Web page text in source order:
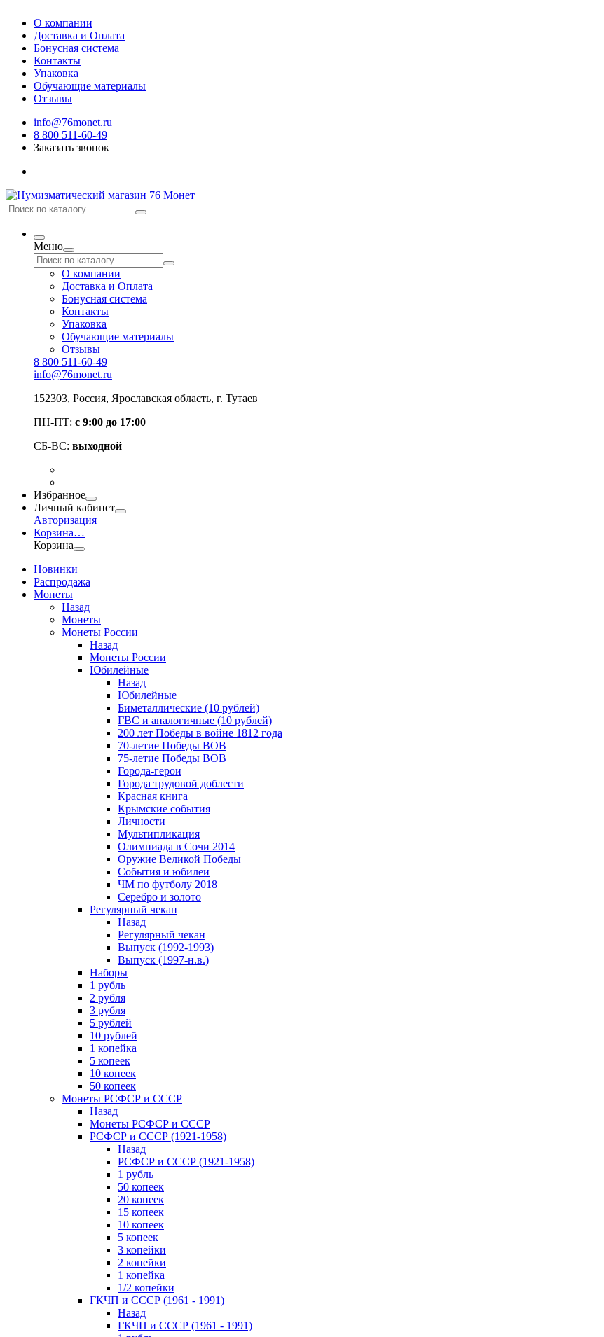
О компании
Доставка и Оплата
Бонусная система
Контакты
Упаковка
Обучающие материалы
Отзывы
info@76monet.ru
8 800 511-60-49
Заказать звонок
Меню
О компании
Доставка и Оплата
Бонусная система
Контакты
Упаковка
Обучающие материалы
Отзывы
8 800 511-60-49
info@76monet.ru
152303, Россия, Ярославская область, г. Тутаев
ПН-ПТ: с 9:00 до 17:00
СБ-ВС: выходной
Избранное
Личный кабинет
Авторизация
Корзина…
Корзина
Новинки
Распродажа
Монеты
Назад
Монеты
Монеты России
Назад
Монеты России
Юбилейные
Назад
Юбилейные
Биметаллические (10 рублей)
ГВС и аналогичные (10 рублей)
200 лет Победы в войне 1812 года
70-летие Победы ВОВ
75-летие Победы ВОВ
Города-герои
Города трудовой доблести
Красная книга
Крымские события
Личности
Мультипликация
Олимпиада в Сочи 2014
Оружие Великой Победы
События и юбилеи
ЧМ по футболу 2018
Серебро и золото
Регулярный чекан
Назад
Регулярный чекан
Выпуск (1992-1993)
Выпуск (1997-н.в.)
Наборы
1 рубль
2 рубля
3 рубля
5 рублей
10 рублей
1 копейка
5 копеек
10 копеек
50 копеек
Монеты РСФСР и СССР
Назад
Монеты РСФСР и СССР
РСФСР и СССР (1921-1958)
Назад
РСФСР и СССР (1921-1958)
1 рубль
50 копеек
20 копеек
15 копеек
10 копеек
5 копеек
3 копейки
2 копейки
1 копейка
1/2 копейки
ГКЧП и СССР (1961 - 1991)
Назад
ГКЧП и СССР (1961 - 1991)